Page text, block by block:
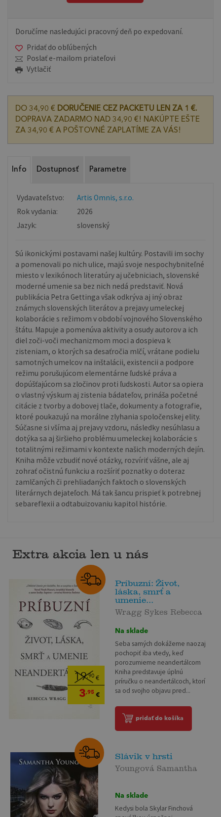
Doručíme nasledujúci pracovný deň po expedovaní.
Pridať do obľúbených
Poslať e-mailom priateľovi
Vytlačiť
DO 34,90 € DORUČENIE CEZ PACKETU LEN ZA 1 €.
DOPRAVA ZADARMO NAD 34,90 €! NAKÚPTE EŠTE
ZA 34,90 € A POŠTOVNÉ ZAPLATÍME ZA VÁS!
Info Dostupnosť Parametre
Vydavateľstvo:
Artis Omnis, s.r.o.
Rok vydania:
2026
Jazyk:
slovenský
Sú ikonickými postavami našej kultúry. Postavili im sochy
a pomenovali po nich ulice, majú svoje nespochybniteľné
miesto v lexikónoch literatúry aj učebniciach, slovenské
moderné umenie sa bez nich nedá predstaviť. Nová
publikácia Petra Gettinga však odkrýva aj iný obraz
známych slovenských literátov a prejavy umeleckej
kolaborácie s režimom v období vojnového Slovenského
štátu. Mapuje a pomenúva aktivity a osudy autorov a ich
diel zoči-voči mechanizmom moci a dospieva k
zisteniam, o ktorých sa desaťročia mlčí, vrátane podielu
samotných umelcov na inštalácii, existencii a podpore
režimu porušujúcom elementárne ľudské práva a
dopúšťajúcom sa zločinov proti ľudskosti. Autor sa opiera
o vlastný výskum aj zistenia bádateľov, prináša početné
citácie z tvorby a dobovej tlače, dokumenty a fotografie,
ktoré poukazujú na morálne zlyhania spoločenskej elity.
Súčasne si všíma aj prejavy vzdoru, následky nesúhlasu a
dotýka sa aj širšieho problému umeleckej kolaborácie s
totalitnými režimami v kontexte našich moderných dejín.
Kniha môže vzbudiť nové otázky, rozvíriť vášne, ale aj
zohrať očistnú funkciu a rozšíriť poznatky o doteraz
zamlčaných či prehliadaných faktoch o slovenských
literárnych dejateľoch. Má tak šancu prispieť k potrebnej
sebareflexii a odtabuizovaniu kapitol histórie.
Extra akcia len u nás
19,90€
3,95€
Príbuzní: Život,
láska, smrť a
umenie...
Wragg Sykes Rebecca
Na sklade
Seba samých dokážeme naozaj
pochopiť iba vtedy, keď
porozumieme neandertálcom
Kniha predstavuje úplnú
príručku o neandertálcoch, ktorí
sa od svojho objavu pred...
pridať do košíka
Slávik v hrsti
Youngová Samantha
Na sklade
Kedysi bola Skylar Finchová